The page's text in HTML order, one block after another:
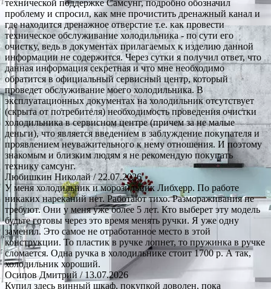
технической поддержке Самсунг, подробно обозначил
проблему и спросил, как мне прочистить дренажный канал и
где находится дренажное отверстие т.е. как провести
техническое обслуживание холодильника - по сути его
очистку, ведь в документах прилагаемых к изделию данной
информации не содержится. Через сутки я получил ответ, что
данная информация секретная и что мне необходимо
обратится в официальный сервисный центр, который
проведет обслуживание моего холодильника. В
эксплуатационных документах на холодильник отсутствует
(скрыта от потребителя) необходимость проведения очистки
холодильника в сервисном центре (причем за не малые
деньги), что является введением в заблуждение покупателя и
проявлением неуважительного к нему отношения. И поэтому
знакомым и близким людям я не рекомендую покупать
технику самсунг.
Любишкин Николай/ 22.07.2026
У меня холодильник и морозильник Либхерр. По работе
никаких нареканий нет. Работают тихо. Размораживания не
требуют. Они у меня уже более 5 лет. Кто выберет эту модель
будьте готовы через это время менять ручки. Я уже одну
заменил. Это самое не отработанное место в этой
конструкции. То пластик в ручке лопнет, то пружинка в ручке
сломается. Одна ручка в холодильнике стоит 1700 р. А так,
холодильник хороший.
Осипов Дмитрий / 13.07.2026
Купил здесь винный шкаф, покупкой доволен, пока